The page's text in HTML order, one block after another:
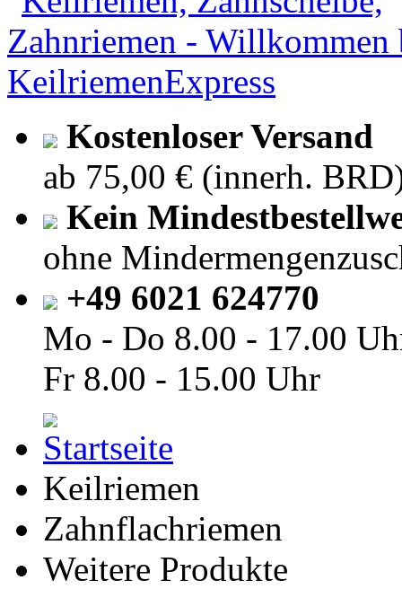
Kostenloser Versand
ab 75,00 € (innerh.
Kein
ohne
+49 6021 624770
Mo - Do 8.00 - 17.00
Fr 8.00 - 15.00 Uhr
Keilriemen
Zahnflachriemen
Weitere Produkte